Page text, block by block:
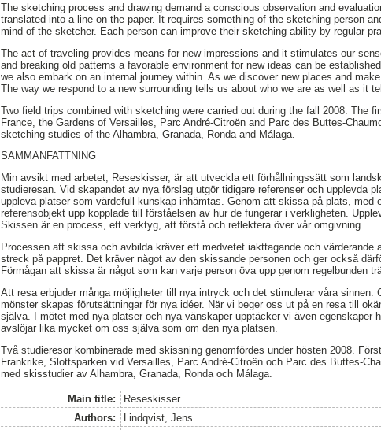
The sketching process and drawing demand a conscious observation and
translated into a line on the paper. It requires something of the sketching person
mind of the sketcher. Each person can improve their sketching ability by regular
The act of traveling provides means for new impressions and it stimulates our
and breaking old patterns a favorable environment for new ideas can be
we also embark on an internal journey within. As we discover new places and
The way we respond to a new surrounding tells us about who we are as well as it
Two field trips combined with sketching were carried out during the fall 2008. The
France, the Gardens of Versailles, Parc André-Citroën and Parc des Buttes-
sketching studies of the Alhambra, Granada, Ronda and Málaga.
SAMMANFATTNING
Min avsikt med arbetet, Reseskisser, är att utveckla ett förhållningssätt som
studieresan. Vid skapandet av nya förslag utgör tidigare referenser och upplevda
uppleva platser som värdefull kunskap inhämtas. Genom att skissa på plats, med
referensobjekt upp kopplade till förståelsen av hur de fungerar i verkligheten.
Skissen är en process, ett verktyg, att förstå och reflektera över vår omgivning.
Processen att skissa och avbilda kräver ett medvetet iakttagande och värderande
streck på pappret. Det kräver något av den skissande personen och ger också
Förmågan att skissa är något som kan varje person öva upp genom regelbunden
Att resa erbjuder många möjligheter till nya intryck och det stimulerar våra
mönster skapas förutsättningar för nya idéer. När vi beger oss ut på en resa till
själva. I mötet med nya platser och nya vänskaper upptäcker vi även egenskaper
avslöjar lika mycket om oss själva som om den nya platsen.
Två studieresor kombinerade med skissning genomfördes under hösten 2008.
Frankrike, Slottsparken vid Versailles, Parc André-Citroën och Parc des Buttes-
med skisstudier av Alhambra, Granada, Ronda och Málaga.
Main title:
Reseskisser
Authors:
Lindqvist, Jens